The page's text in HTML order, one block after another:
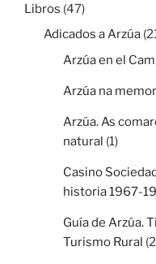
Libros (47)
Adicados a Arzúa
Arzúa en el
Arzúa na
Arzúa. As
natural (1)
Casino
historia 1967-
Guía de Arzúa.
Turismo Rural